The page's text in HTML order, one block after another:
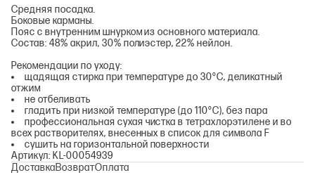
Средняя посадка.
Боковые карманы.
Пояс с внутренним шнурком из основного материала.
Состав: 48% акрил, 30% полиэстер, 22% нейлон.
Рекомендации по уходу:
щадящая стирка при температуре до 30°С, деликатный
отжим
не отбеливать
гладить при низкой температуре (до 110°С), без пара
профессиональная сухая чистка в тетрахлорэтилене и во
всех растворителях, внесенных в список для символа F
сушить на горизонтальной поверхности
Артикул: KL-00054939
ДоставкаВозвратОплата